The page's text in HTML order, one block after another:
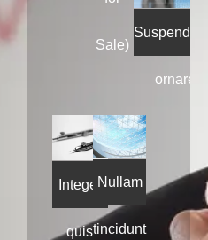
Sale)
ornare
Integer
quis
Nullam
tincidunt